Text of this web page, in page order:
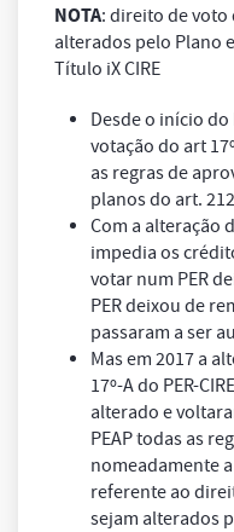
NOTA: direito de voto
alterados pelo Plano
Título iX CIRE
Desde o início do
votação do art
as regras de
planos do art.
Com a alteração
impedia os
votar num PER
PER deixou de
passaram a ser
Mas em 2017 a
17º-A do PER-
alterado e
PEAP todas as
nomeadamente a
referente ao
sejam alterados